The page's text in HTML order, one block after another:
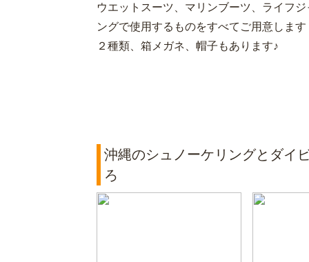
ウエットスーツ、マリンブーツ、ライフ
ングで使用するものをすべてご用意しま
２種類、箱メガネ、帽子もあります♪
沖縄のシュノーケリングとダイ
ろ